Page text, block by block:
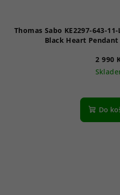
Thomas Sabo KE2297-643-
Black Heart
2 990
Do